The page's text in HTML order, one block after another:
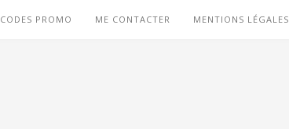
CODES PROMO ME CONTACTER MENTIONS LÉGALES